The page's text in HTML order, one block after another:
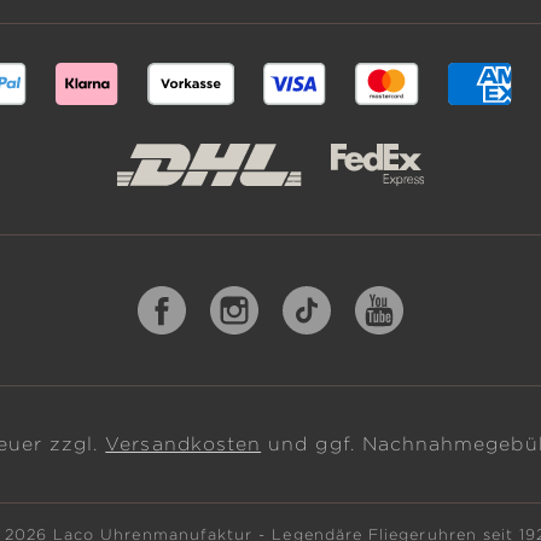
zzgl. Versandkosten und ggf.
Laco Uhrenmanufaktur - Legendäre Fliegeruhren seit